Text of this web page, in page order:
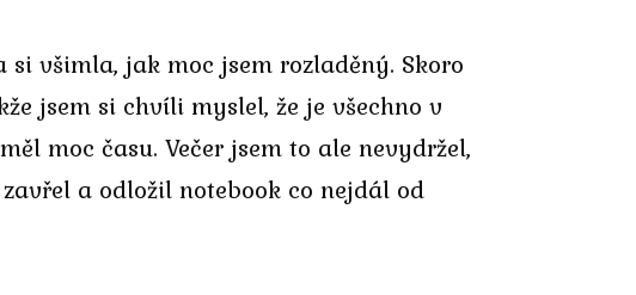
všimla, jak moc jsem rozladěný. Skoro
jsem si chvíli myslel, že je všechno v
moc času. Večer jsem to ale nevydržel,
a odložil notebook co nejdál od